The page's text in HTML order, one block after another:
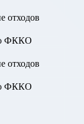
отходов
ФККО
отходов
ФККО